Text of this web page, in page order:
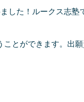
した！ルークス志
とができます。出